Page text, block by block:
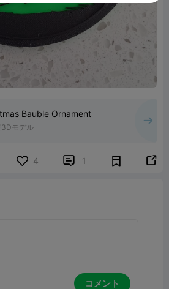
Bauble Ornament
3Dモデル
4  1 
コメント